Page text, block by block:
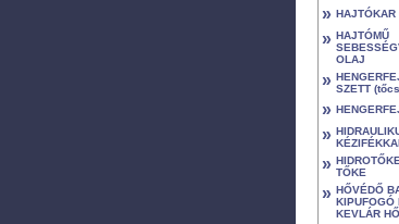
» HAJTÓKAR
» HAJTÓMŰ
OLAJ
» SZETT
»
»
» TŐKE
» HŐVÉDŐ
KIPUFOGÓ
KEVLÁR